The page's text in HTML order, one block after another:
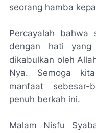
seorang hamba
Percayalah bahwa
dengan hati
dikabulkan oleh
Nya. Semoga
manfaat
penuh berkah ini.
Malam Nisfu